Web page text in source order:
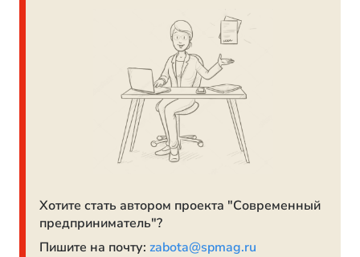
Хотите стать автором проекта "Современный
предприниматель"?
Пишите на почту: zabota@spmag.ru